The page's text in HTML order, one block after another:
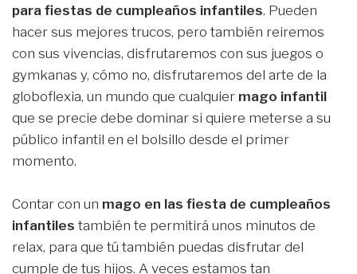
para fiestas de cumpleaños infantiles. Pueden
hacer sus mejores trucos, pero también reiremos
con sus vivencias, disfrutaremos con sus juegos o
gymkanas y, cómo no, disfrutaremos del arte de la
globoflexia, un mundo que cualquier mago infantil
que se precie debe dominar si quiere meterse a su
público infantil en el bolsillo desde el primer
momento.
Contar con un mago en las fiesta de cumpleaños
infantiles también te permitirá unos minutos de
relax, para que tú también puedas disfrutar del
cumple de tus hijos. A veces estamos tan